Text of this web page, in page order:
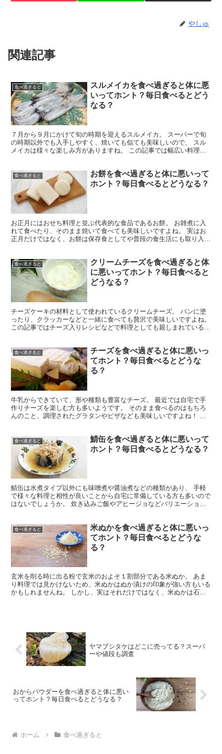
やしゅ
関連記事
食べ過ぎると
スルメイカを食べ過ぎると体に悪
いってホント？毎日食べるとどう
なる？
７月から９月にかけて旬の時期を迎えるスルメイカ。 スーパーで旬
の時期以外でも入手しやすく、焼いても似ても美味しいので、 スル
メイカは様々な楽しみ方がありますね。 この記事では幅広い料理で
食べ過ぎると
お餅を食べ過ぎると体に悪いって
ホント？毎日食べるとどうなる？
お正月にはおせち料理と並ぶ代表的な食品であるお餅。 お雑煮に入
れて食べたり、そのまま焼いて食べても美味しいですよね。 実はお
正月だけではなく、お餅は保存食としてや普段の食生活にも取り入れ
食べ過ぎると
クリームチーズを食べ過ぎると体
に悪いってホント？毎日食べると
どうなる？
チーズケーキの材料として使われているクリームチーズ。 パンに塗
ったり、クラッカーなどと一緒に食べても贅沢で美味しいですよね。
この記事ではチーズ入りレシピなどで料理としても親しまれている
食べ過ぎると
チーズを食べ過ぎると体に悪いっ
てホント？毎日食べるとどうな
る？
牛乳からできていて、形や種類も豊富なチーズ。 最近では自宅で手
作りチーズを楽しむ方も多いようです。 そのまま食べるのはもちろ
んのこと、調理されたグラタンやピザなども美味しいですよね！ こ
食べ過ぎると
鯖缶を食べ過ぎると体に悪いって
ホント？毎日食べるとどうなる？
鯖缶は水煮タイプ以外にも味噌煮や醤油煮などの種類があり、 手軽
で様々な料理と相性が良いことから自宅に常備している方も多いので
はないでしょうか。 炊き込みご飯やアヒージョなどバリエーション
食べ過ぎると
米ぬかを食べ過ぎると体に悪いっ
てホント？毎日食べるとどうな
る？
玄米を削る時に出る粉で玄米のおよそ１割部分である米ぬか。 あま
り料理では見かけないため、米ぬかはぬか漬けの印象が強い方もいる
かもしれませんね。 しかし、実はそれだけではなく、米ぬかは石鹸
ヤマブシタケはどこに売ってる？スーパ
ーや値段も調査
おからパウダーを食べ過ぎると体に悪い
ってホント？毎日食べるとどうなる？
ホーム 食べ過ぎると